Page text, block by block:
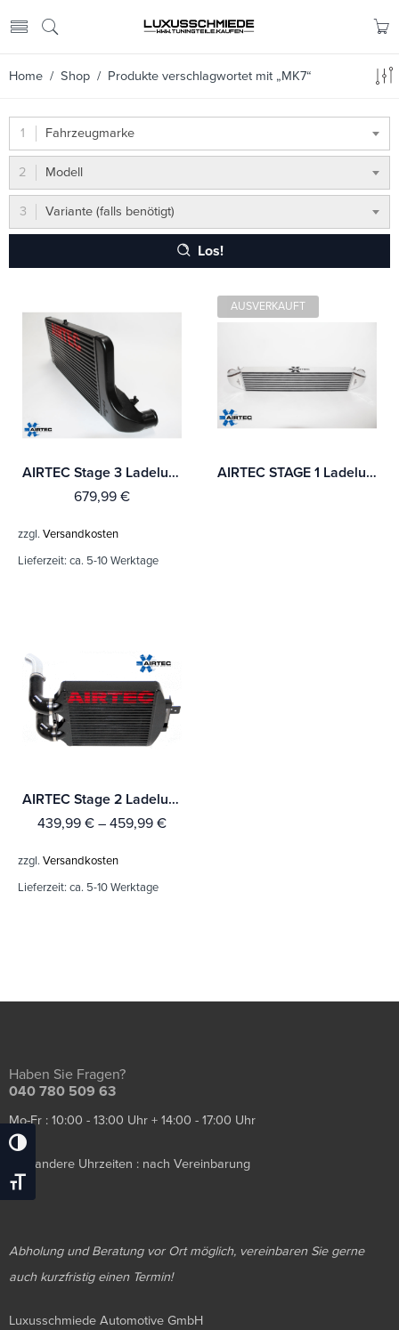
Umschalten Auf Hohe Kontraste
Schrift Vergrößern
Home / Shop / Produkte verschlagwortet mit „MK7“
Fahrzeugmarke
Modell
Variante (falls benötigt)
Los!
AIRTEC Stage 3 Ladeluftkühler für Fiesta ST180 EcoBoost
679,99 €
zzgl. Versandkosten
Lieferzeit: ca. 5-10 Werktage
AUSVERKAUFT
AIRTEC STAGE 1 Ladeluftkühler für Fiesta ST180 EcoBoost
AIRTEC Stage 2 Ladeluftkühler für Fiesta Mk7 1.0 EcoBoost
439,99 € – 459,99 €
zzgl. Versandkosten
Lieferzeit: ca. 5-10 Werktage
Haben Sie Fragen?
040 780 509 63
Mo-Fr : 10:00 - 13:00 Uhr + 14:00 - 17:00 Uhr
Sa / andere Uhrzeiten : nach Vereinbarung
Abholung und Beratung vor Ort möglich, vereinbaren Sie gerne
auch kurzfristig einen Termin!
Luxusschmiede Automotive GmbH